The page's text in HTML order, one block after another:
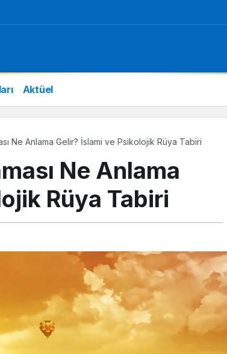
Aktüel
Ne Anlama Gelir? İslami ve Psikolojik Rüya Tabiri
Ne Anlama
Rüya Tabiri
Rüya Tabirleri
Rüyada Kol Saati Görmek
Ne Anlama Gelir? İslami ve